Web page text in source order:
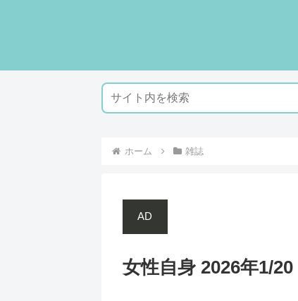
ホーム 雑誌
AD
女性自身 2026年1/